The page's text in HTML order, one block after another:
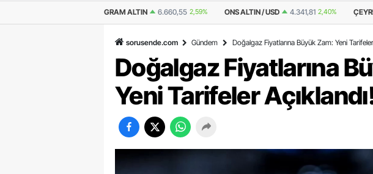
ONS ALTIN / USD 4.341,81 2,40% ÇEYREK ALTIN 10.889,99 2,59%
sorusende.com Gündem Doğalgaz Fiyatlarına Büyük Zam: Yeni Tarifeler
Doğalgaz Fiyatlarına
Yeni Tarifeler